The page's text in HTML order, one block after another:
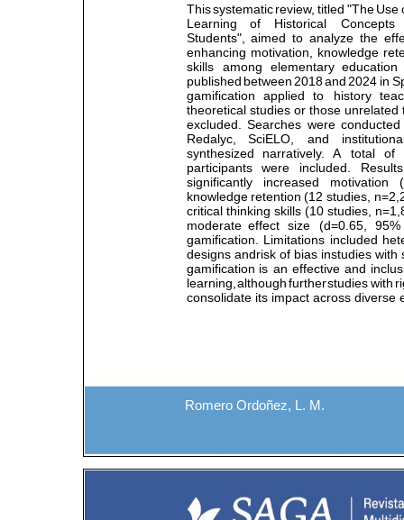
Romero Ordoñez, L. M.
This systematic review, titled "The Use
Learning
of Historical
Concepts
Students",
aimed to analyze the
enhancing motivation, knowledge
skills
among elementary education
published between 2018 and 2024 in
gamification
applied to history
theoretical studies or those
excluded.
Searches were conducted
Redalyc,
SciELO, and
synthesized
narratively. A total of
participants
were included.
significantly   increased   motivation
knowledge retention (12 studies,
critical thinking skills (10 studies,
moderate effect size (d=0.65,
95%
gamification. Limitations included
designs andrisk of bias instudies with
gamification is an effective and
learning, although further studies with
consolidate its impact across diverse